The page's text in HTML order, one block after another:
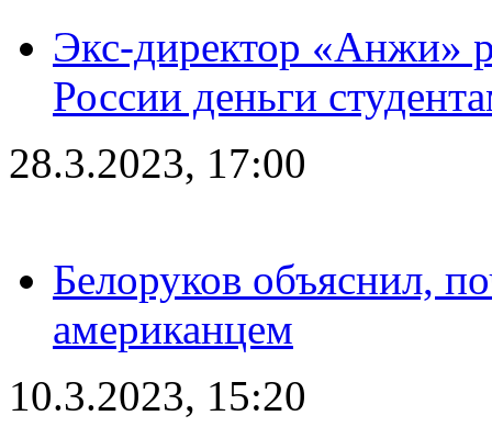
Экс-директор «Анжи»
России деньги
28.3.2023, 17:00
Белоруков объяснил,
американцем
10.3.2023, 15:20